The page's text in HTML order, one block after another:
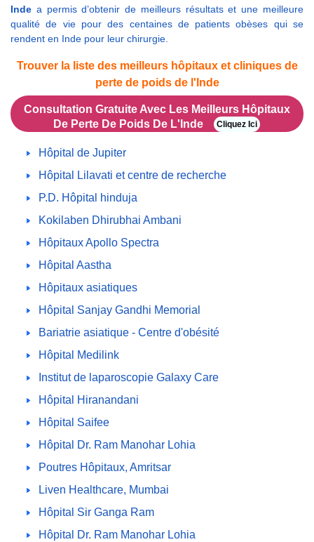
Inde a permis d’obtenir de meilleurs résultats et une meilleure
qualité de vie pour des centaines de patients obèses qui se
rendent en Inde pour leur chirurgie.
Trouver la liste des meilleurs hôpitaux et cliniques de
perte de poids de l'Inde
Consultation Gratuite Avec Les Meilleurs Hôpitaux
De Perte De Poids De L'Inde
Cliquez Ici
Hôpital de Jupiter
Hôpital Lilavati et centre de recherche
P.D. Hôpital hinduja
Kokilaben Dhirubhai Ambani
Hôpitaux Apollo Spectra
Hôpital Aastha
Hôpitaux asiatiques
Hôpital Sanjay Gandhi Memorial
Bariatrie asiatique - Centre d'obésité
Hôpital Medilink
Institut de laparoscopie Galaxy Care
Hôpital Hiranandani
Hôpital Saifee
Hôpital Dr. Ram Manohar Lohia
Poutres Hôpitaux, Amritsar
Liven Healthcare, Mumbai
Hôpital Sir Ganga Ram
Hôpital Dr. Ram Manohar Lohia